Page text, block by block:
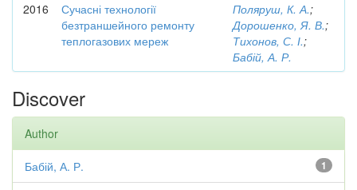
2016
Сучасні технології
безтраншейного ремонту
теплогазових мереж
Поляруш, К. А.;
Дорошенко, Я. В.;
Тихонов, С. І.;
Бабій, А. Р.
Discover
Author
1
Бабій, А. Р.